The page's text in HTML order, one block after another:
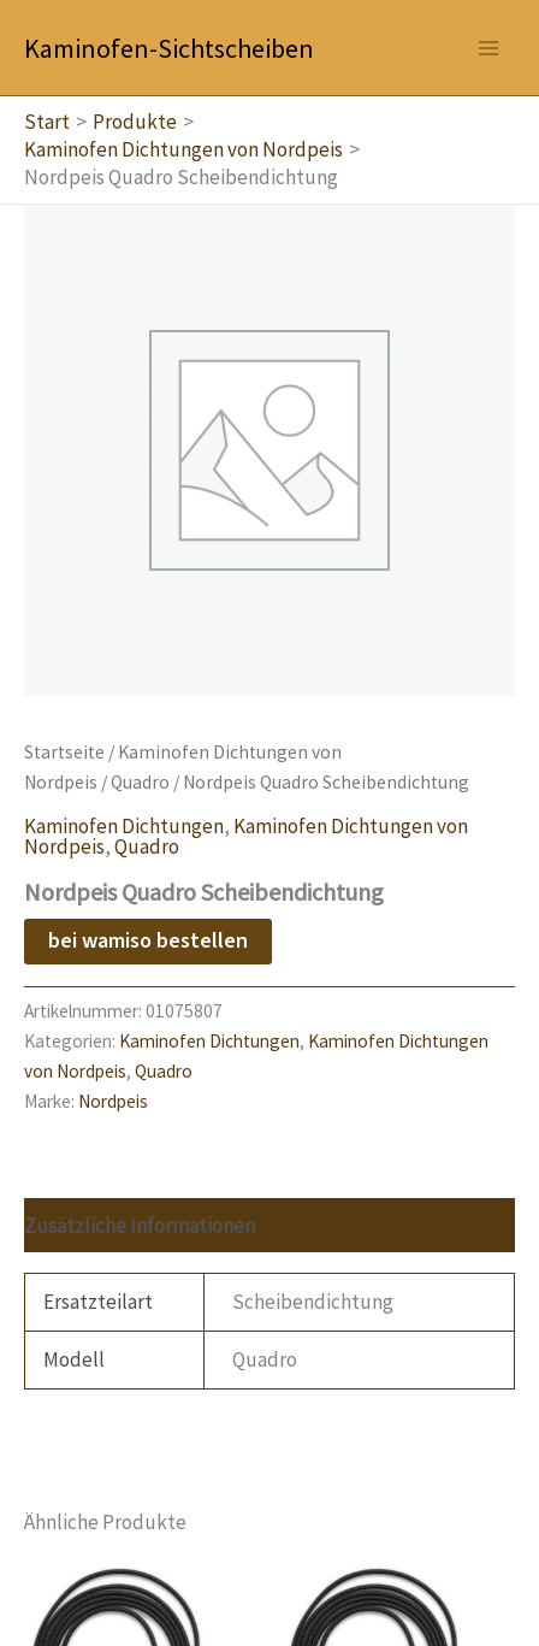
InhaltKaminofen-Sichtscheiben
Start
Produkte
Kaminofen Dichtungen von Nordpeis
Nordpeis Quadro Scheibendichtung
Startseite / Kaminofen Dichtungen von
Nordpeis /Quadro / Nordpeis Quadro Scheibendichtung
Kaminofen Dichtungen, Kaminofen Dichtungen von
Nordpeis,Quadro
Nordpeis Quadro Scheibendichtung
bei wamiso bestellen
Artikelnummer: 01075807
Kategorien: Kaminofen Dichtungen, Kaminofen Dichtungen
von Nordpeis, Quadro
Marke: Nordpeis
Zusätzliche Informationen
Ersatzteilart Scheibendichtung
Modell Quadro
Ähnliche Produkte